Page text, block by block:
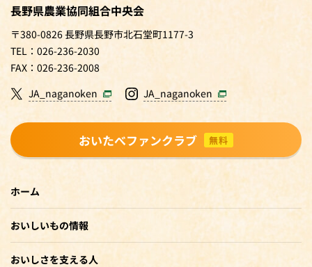
長野県農業協同組合中央会
〒380-0826 長野県長野市北石堂町1177-3
TEL：026-236-2030
FAX：026-236-2008
JA_naganoken
JA_naganoken
おいたべファンクラブ 無料
ホーム
おいしいもの情報
おいしさを支える人